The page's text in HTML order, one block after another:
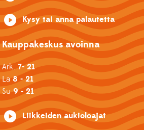
Kysy tai anna palautetta
Kauppakeskus avoinna
Ark.7- 21
La8 - 21
Su9 - 21
Liikkeiden aukioloajat